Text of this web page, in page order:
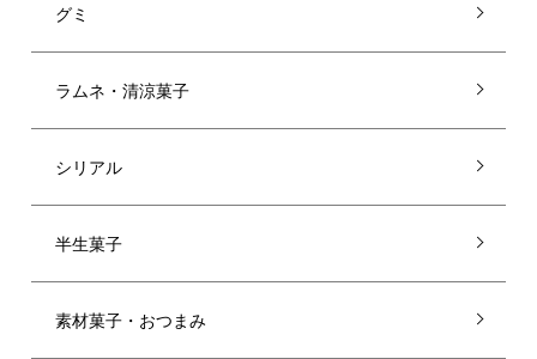
グミ
ラムネ・清涼菓子
シリアル
半生菓子
素材菓子・おつまみ